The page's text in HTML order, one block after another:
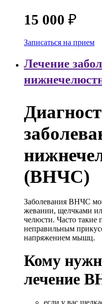
15 000 ₽
Записаться на прием
Лечение
(ВНЧС)
Заболевания ВНЧС
жевании, щелчками
челюсти. Часто такие
неправильным
напряжением мышц.
Кому
лечение